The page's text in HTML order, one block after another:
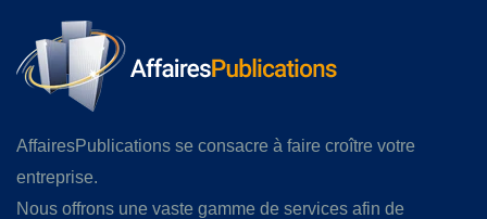
AffairesPublications se consacre à faire croître votre
entreprise.
Nous offrons une vaste gamme de services afin de